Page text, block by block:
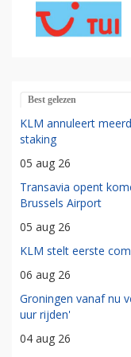
Best gelezen
KLM annuleert
staking
05 aug 26
Transavia opent
Brussels Airport
05 aug 26
KLM stelt eerste
06 aug 26
Groningen vanaf nu
uur rijden'
04 aug 26